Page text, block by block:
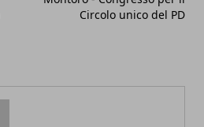
Circolo unico del PD